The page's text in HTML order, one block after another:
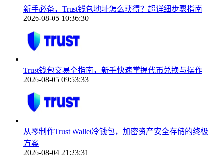
新手必备，Trust钱包地址怎么获得？超详细步骤指南
2026-08-05 10:36:30
Trust钱包交易全指南，新手快速掌握代币兑换与操作
2026-08-05 09:53:33
从零制作Trust Wallet冷钱包，加密资产安全存储的终极
方案
2026-08-04 21:23:31